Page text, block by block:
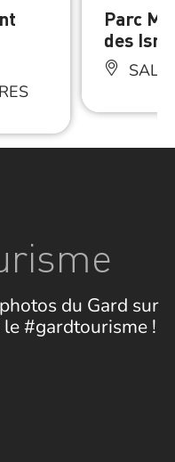
Parc
des
du Gard sur
le #gardtourisme !